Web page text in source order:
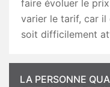
faire évoluer le
varier le tarif, car
soit difficilement
LA PERSONNE